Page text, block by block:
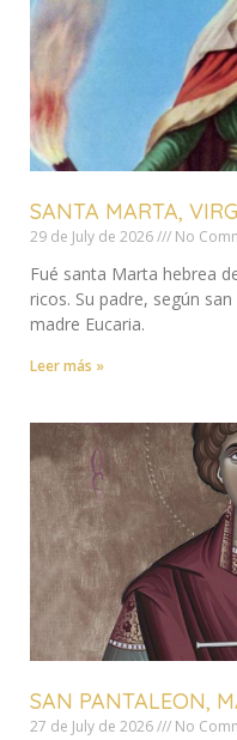
SANTA MARTA,
29 de July de 2026 No
Fué santa Marta hebrea
ricos. Su padre, según
madre Eucaria.
Leer más »
SAN PANTALEON,
27 de July de 2026 No